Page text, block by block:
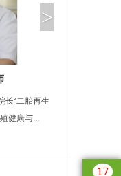
长“二胎再生
健康与...
>